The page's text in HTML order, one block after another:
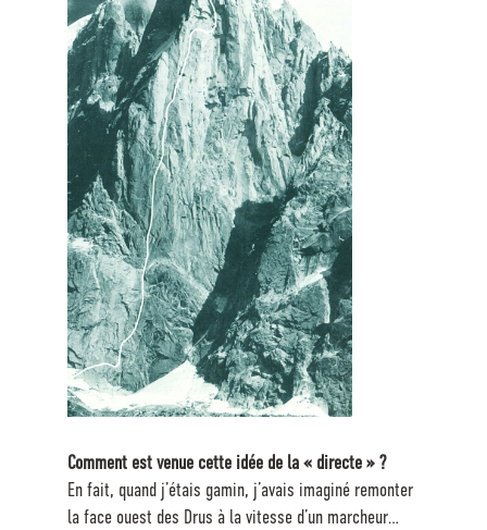
Comment est venue cette idée de la « directe » ?
En fait, quand j’étais gamin, j’avais imaginé remonter
la face ouest des Drus à la vitesse d’un marcheur…